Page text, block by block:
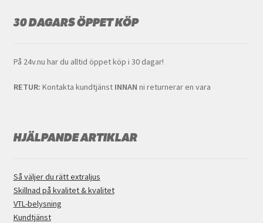
produktsidan
30 DAGARS ÖPPET KÖP
På 24v.nu har du alltid öppet köp i 30 dagar!
RETUR: Kontakta kundtjänst INNAN ni returnerar en vara
HJÄLPANDE ARTIKLAR
Så väljer du rätt extraljus
Skillnad på kvalitet & kvalitet
VTL-belysning
Kundtjänst